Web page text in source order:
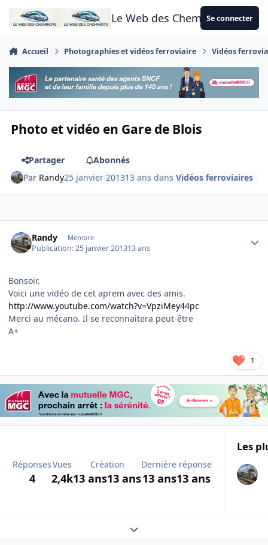
Aller au contenu
Le Web des CheminotsSe connecter
Accueil Photographies et vidéos ferroviaire Vidéos
Photo et vidéo en Gare de Blois
Partager
Abonnés
Par Randy25 janvier 201313 ans dansVidéos ferroviaires
Randy Membre
Publication:25 janvier 201313 ans
Bonsoir.
Voici une vidéo de cet aprem avec des amis.
http://www.youtube.com/watch?v=VpziMey44pc
Merci au mécano. Il se reconnaitera peut-être
A+
1
Réponses
4
Vues
2,4k
Création
13 ans13 ans
Dernière réponse
13 ans13 ans
Les
Expand topic overview